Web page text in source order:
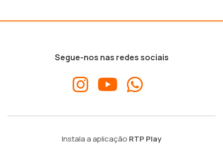
Segue-nos nas redes sociais
Instala a aplicação RTP Play